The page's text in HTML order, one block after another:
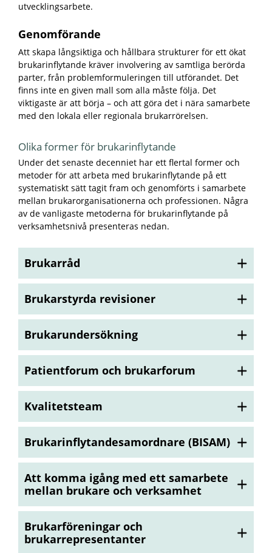
utvecklingsarbete.
Genomförande
Att skapa långsiktiga och hållbara strukturer för ett ökat
brukarinflytande kräver involvering av samtliga berörda
parter, från problemformuleringen till utförandet. Det
finns inte en given mall som alla måste följa. Det
viktigaste är att börja – och att göra det i nära samarbete
med den lokala eller regionala brukarrörelsen.
Olika former för brukarinflytande
Under det senaste decenniet har ett flertal former och
metoder för att arbeta med brukarinflytande på ett
systematiskt sätt tagit fram och genomförts i samarbete
mellan brukarorganisationerna och professionen. Några
av de vanligaste metoderna för brukarinflytande på
verksamhetsnivå presenteras nedan.
Brukarråd
Brukarstyrda revisioner
Brukarundersökning
Patientforum och brukarforum
Kvalitetsteam
Brukarinflytandesamordnare (BISAM)
Att komma igång med ett samarbete
mellan brukare och verksamhet
Brukarföreningar och
brukarrepresentanter